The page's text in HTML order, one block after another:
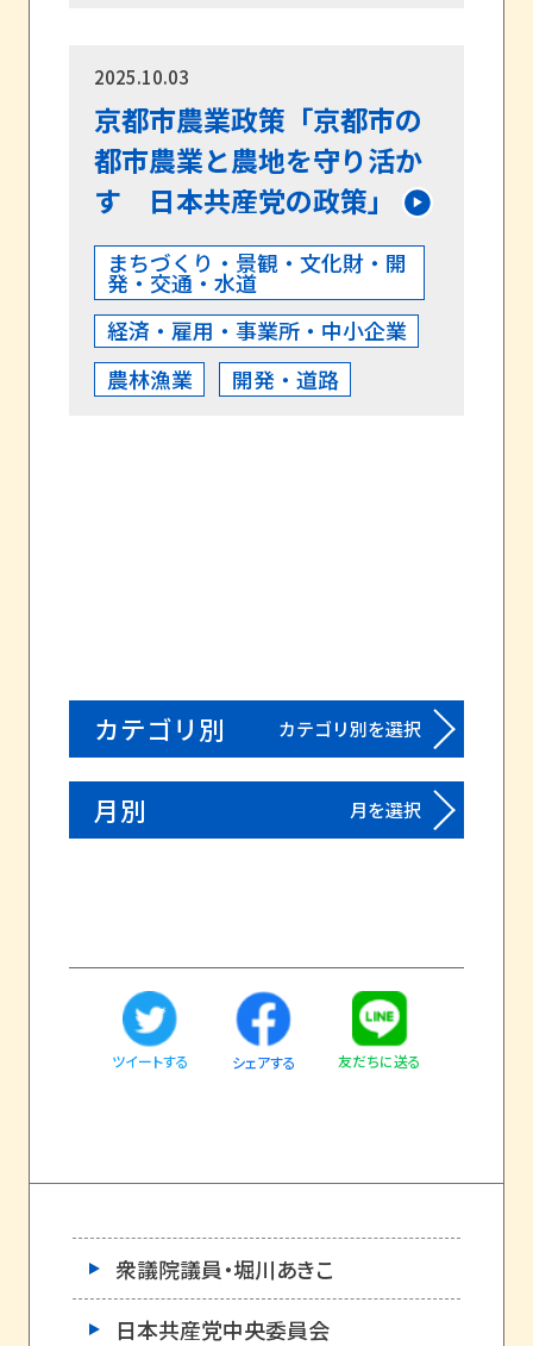
2025.10.03
京都市農業政策「京都市の
都市農業と農地を守り活か
す 日本共産党の政策」
まちづくり・景観・文化財・開
発・交通・水道
経済・雇用・事業所・中小企業
農林漁業
開発・道路
カテゴリ別 カテゴリ別を選択
月別 月を選択
ツイートする シェアする 友だちに送る
衆議院議員・堀川あきこ
日本共産党中央委員会